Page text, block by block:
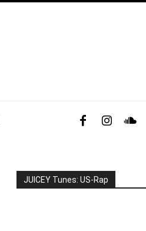
JUICEY Tunes: US-Rap